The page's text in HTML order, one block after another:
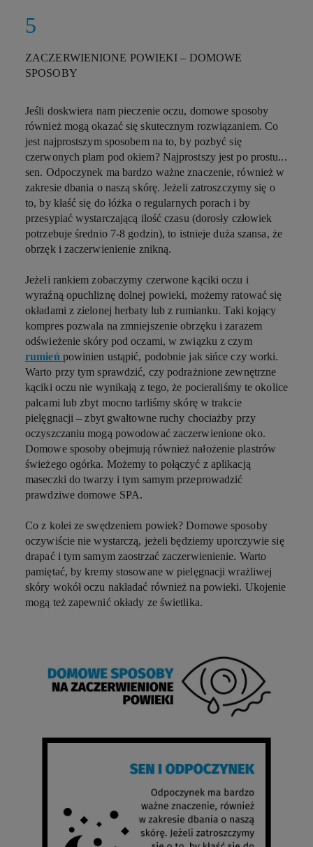
ZACZERWIENIONE POWIEKI – DOMOWE
SPOSOBY
Jeśli doskwiera nam pieczenie oczu, domowe sposoby
również mogą okazać się skutecznym rozwiązaniem. Co
jest najprostszym sposobem na to, by pozbyć się
czerwonych plam pod okiem? Najprostszy jest po prostu...
sen. Odpoczynek ma bardzo ważne znaczenie, również w
zakresie dbania o naszą skórę. Jeżeli zatroszczymy się o
to, by kłaść się do łóżka o regularnych porach i by
przesypiać wystarczającą ilość czasu (dorosły człowiek
potrzebuje średnio 7-8 godzin), to istnieje duża szansa, że
obrzęk i zaczerwienienie znikną.
Jeżeli rankiem zobaczymy czerwone kąciki oczu i
wyraźną opuchliznę dolnej powieki, możemy ratować się
okładami z zielonej herbaty lub z rumianku. Taki kojący
kompres pozwala na zmniejszenie obrzęku i zarazem
odświeżenie skóry pod oczami, w związku z czym
rumień powinien ustąpić, podobnie jak sińce czy worki.
Warto przy tym sprawdzić, czy podrażnione zewnętrzne
kąciki oczu nie wynikają z tego, że pocieraliśmy te okolice
palcami lub zbyt mocno tarliśmy skórę w trakcie
pielęgnacji – zbyt gwałtowne ruchy chociażby przy
oczyszczaniu mogą powodować zaczerwienione oko.
Domowe sposoby obejmują również nałożenie plastrów
świeżego ogórka. Możemy to połączyć z aplikacją
maseczki do twarzy i tym samym przeprowadzić
prawdziwe domowe SPA.
Co z kolei ze swędzeniem powiek? Domowe sposoby
oczywiście nie wystarczą, jeżeli będziemy uporczywie się
drapać i tym samym zaostrzać zaczerwienienie. Warto
pamiętać, by kremy stosowane w pielęgnacji wrażliwej
skóry wokół oczu nakładać również na powieki. Ukojenie
mogą też zapewnić okłady ze świetlika.